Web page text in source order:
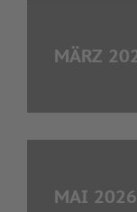
MÄRZ
MAI 2026